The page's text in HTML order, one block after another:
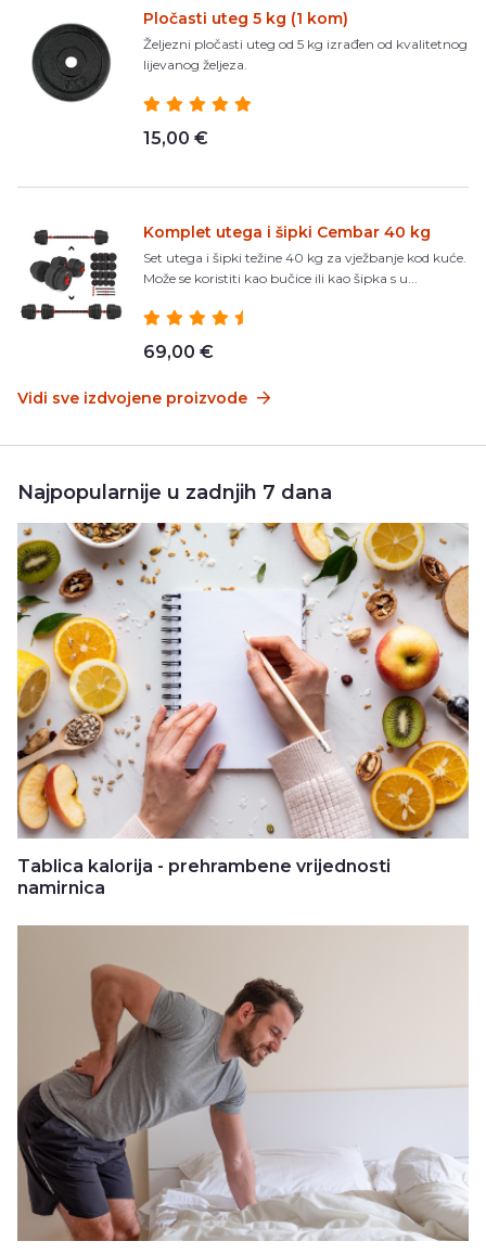
Pločasti uteg 5 kg (1 kom)
Željezni pločasti uteg od 5 kg izrađen od kvalitetnog
lijevanog željeza.
15,00 €
Komplet utega i šipki Cembar 40 kg
Set utega i šipki težine 40 kg za vježbanje kod kuće.
Može se koristiti kao bučice ili kao šipka s u...
69,00 €
Vidi sve izdvojene proizvode
Najpopularnije u zadnjih 7 dana
Tablica kalorija - prehrambene vrijednosti
namirnica